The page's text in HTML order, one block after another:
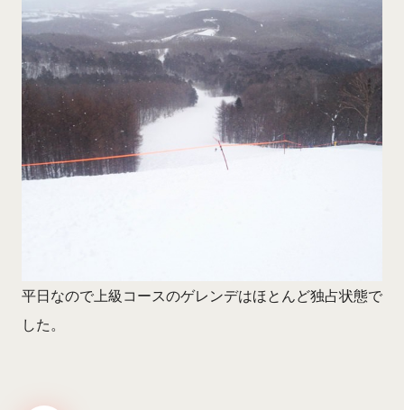
平日なので上級コースのゲレンデはほとんど独占状態で
した。